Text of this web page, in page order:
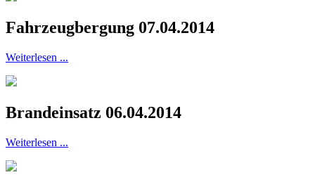
Fahrzeugbergung 07.04.2014
Weiterlesen ...
Brandeinsatz 06.04.2014
Weiterlesen ...